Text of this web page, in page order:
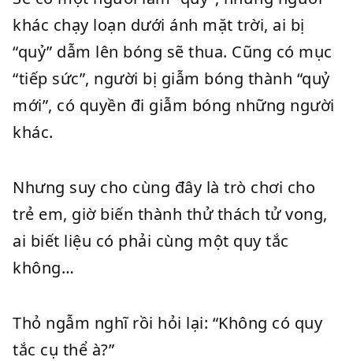
khác chạy loạn dưới ánh mặt trời, ai bị
“quỷ” dẫm lên bóng sẽ thua. Cũng có mục
“tiếp sức”, người bị giẫm bóng thành “quỷ
mới”, có quyền đi giẫm bóng những người
khác.
Nhưng suy cho cùng đây là trò chơi cho
trẻ em, giờ biến thành thử thách tử vong,
ai biết liệu có phải cùng một quy tắc
không…
Thỏ ngẫm nghĩ rồi hỏi lại: “Không có quy
tắc cụ thể à?”